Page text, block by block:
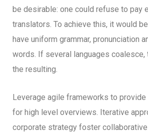
be desirable: one could refuse to pay
translators. To achieve this, it would
have uniform grammar, pronunciation
words. If several languages coalesce,
the resulting.
Leverage agile frameworks to
for high level overviews. Iterative
corporate strategy foster